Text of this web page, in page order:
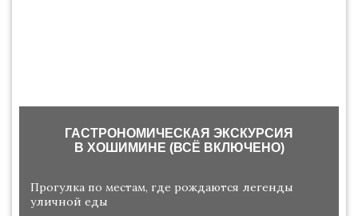
ГАСТРОНОМИЧЕСКАЯ ЭКСКУРСИЯ
В ХОШИМИНЕ (ВСЁ ВКЛЮЧЕНО)
Прогулка по местам, где рождаются легенды
уличной еды